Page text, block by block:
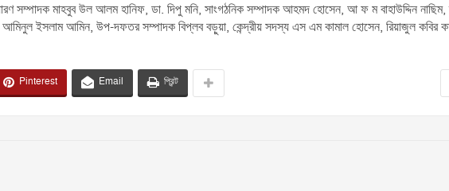
সম্পাদক মাহবুব উল আলম হানিফ, ডা. দিপু মনি, সাংগঠনিক সম্পাদক আহমদ হোসেন, আ ফ ম বাহাউদ্দিন
ইসলাম আমিন, উপ-দফতর সম্পাদক বিপ্লব বড়ুয়া, কেন্দ্রীয় সদস্য এস এম কামাল হোসেন, রিয়াজুল কবির
Pinterest Email প্রিন্ট